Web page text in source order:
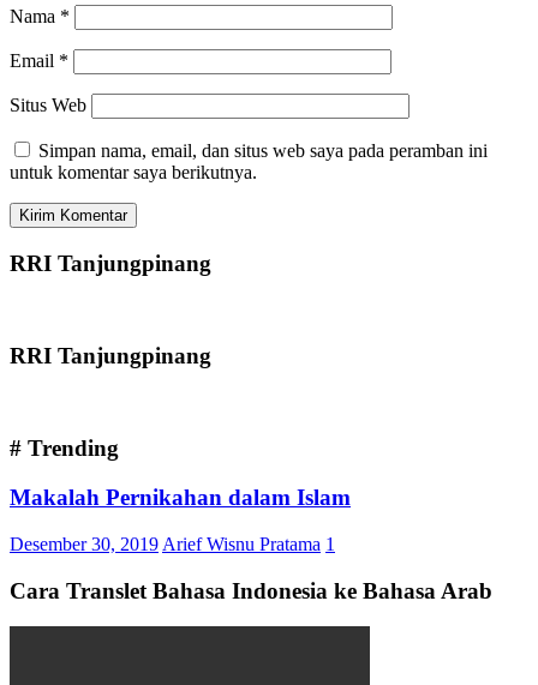
Nama *
Email *
Situs Web
Simpan nama, email, dan situs web saya pada peramban ini
untuk komentar saya berikutnya.
RRI Tanjungpinang
RRI Tanjungpinang
# Trending
Makalah Pernikahan dalam Islam
Desember 30, 2019 Arief Wisnu Pratama 1
Cara Translet Bahasa Indonesia ke Bahasa Arab